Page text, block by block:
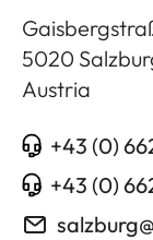
5020
Austria
+43 (0)
+43 (0)